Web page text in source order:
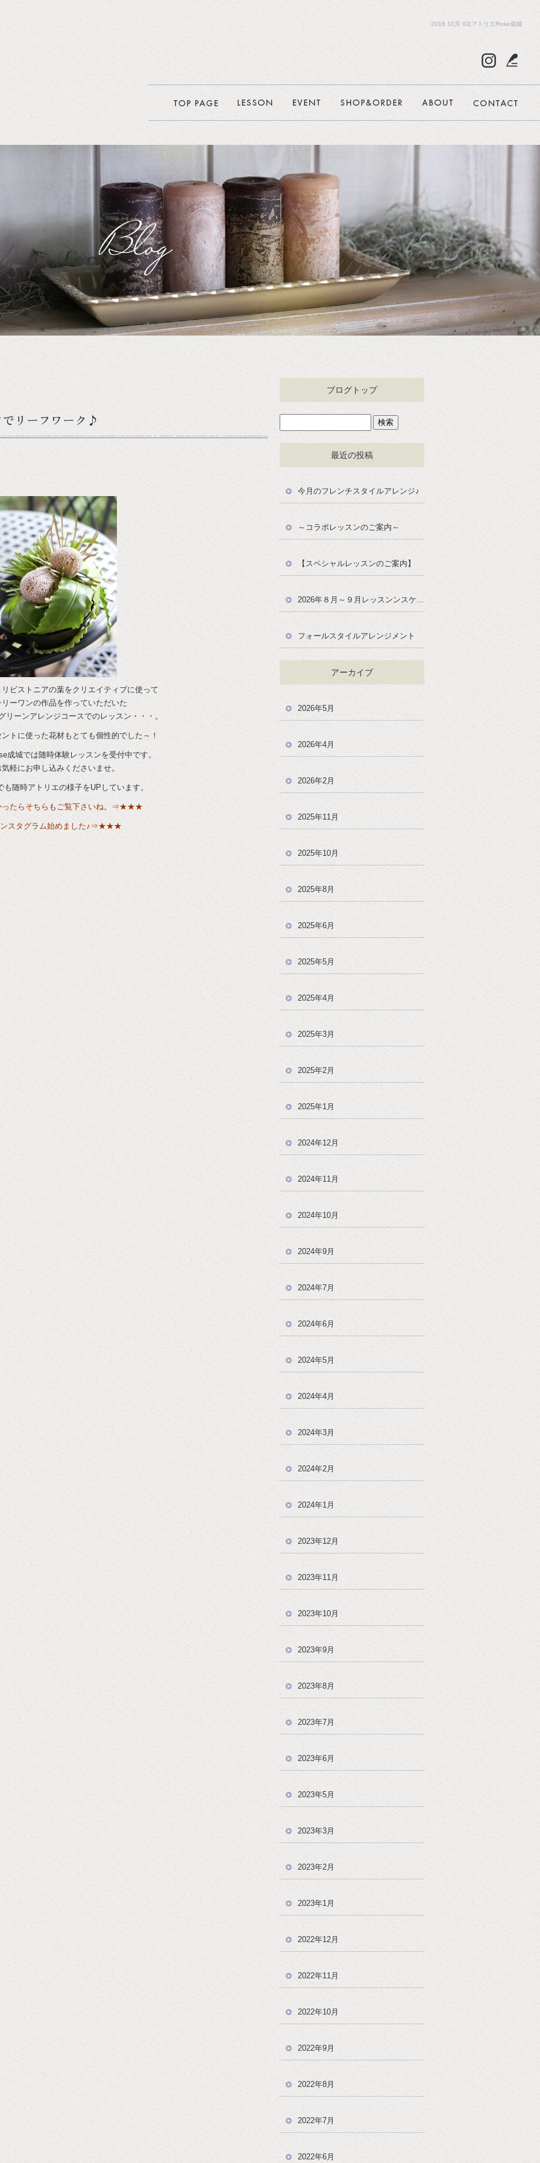
2016 10月 03|アトリエRose成城
リーフワーク♪
ビストニアの葉をクリエイティブに使って
リーワンの作品を作っていただいた
リーンアレンジコースでのレッスン・・・。
トに使った花材もとても個性的でした～！
成城では随時体験レッスンを受付中です。
気軽にお申し込みくださいませ。
も随時アトリエの様子をUPしています。
ったらそちらもご覧下さいね。⇒★★★
スタグラム始めました♪⇒★★★
ブログトップ
最近の投稿
今月のフレンチスタイルアレンジ♪
～コラボレッスンのご案内～
【スペシャルレッスンのご案内】
フォールスタイルアレンジメント
アーカイブ
2026年5月
2026年4月
2026年2月
2025年11月
2025年10月
2025年8月
2025年6月
2025年5月
2025年4月
2025年3月
2025年2月
2025年1月
2024年12月
2024年11月
2024年10月
2024年9月
2024年7月
2024年6月
2024年5月
2024年4月
2024年3月
2024年2月
2024年1月
2023年12月
2023年11月
2023年10月
2023年9月
2023年8月
2023年7月
2023年6月
2023年5月
2023年3月
2023年2月
2023年1月
2022年12月
2022年11月
2022年10月
2022年9月
2022年8月
2022年7月
2022年6月